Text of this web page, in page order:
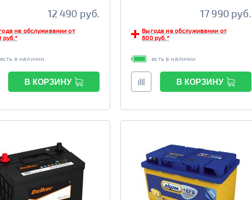
12 490 руб.
на обслуживании от
руб.*
есть в наличии
В КОРЗИНУ
17 990 руб.
Выгода на обслуживании от
600 руб.*
есть в наличии
В КОРЗИНУ